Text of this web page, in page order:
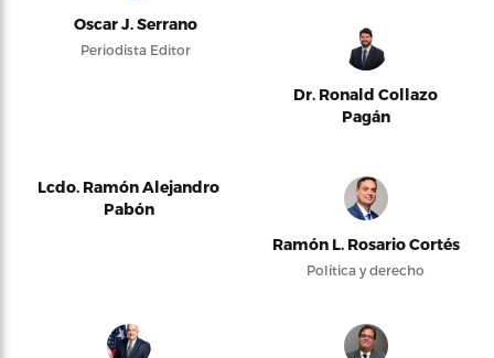
Oscar J. Serrano
Periodista Editor
Dr. Ronald Collazo
Pagán
Lcdo. Ramón Alejandro
Pabón
Ramón L. Rosario Cortés
Política y derecho